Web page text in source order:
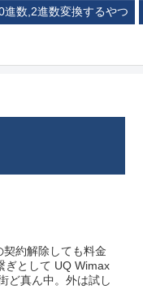
進数,2進数変換するやつ
約解除しても料金
ぎとして UQ Wimax
ど真ん中。外は試し